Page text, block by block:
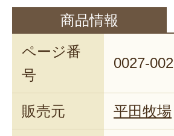
商品情報
ページ番
号
0027-002
販売元 平田牧場